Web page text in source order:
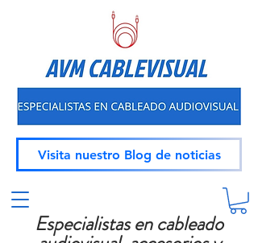
Visita nuestro Blog de noticias
Especialistas en cableado